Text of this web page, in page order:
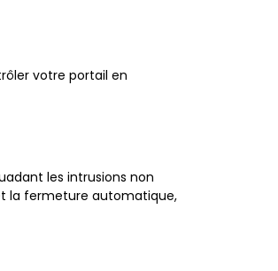
votre portail en
les intrusions non
la fermeture automatique,